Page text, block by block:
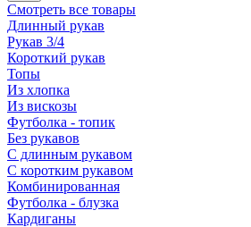
Смотреть все товары
Длинный рукав
Рукав 3/4
Короткий рукав
Топы
Из хлопка
Из вискозы
Футболка - топик
Без рукавов
С длинным рукавом
С коротким рукавом
Комбинированная
Футболка - блузка
Кардиганы